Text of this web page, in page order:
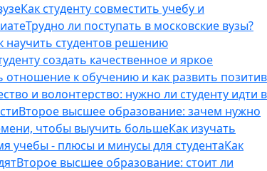
Как студенту совместить учебу и
Трудно ли поступать в московские вузы?
научить студентов решению
создать качественное и яркое
к обучению и как развить позитив
и волонтерство: нужно ли cтуденту идти в
Второе высшее образование: зачем нужно
чтобы выучить большеКак изучать
учебы - плюсы и минусы для студентаКак
Второе высшее образование: стоит ли